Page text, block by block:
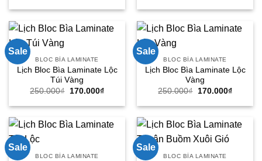
là:
tại
170.000₫.
là:
tại
Sale
BLOC BÌA LAMINATE
Lịch Bloc Bìa Laminate Lộc
Túi Vàng
250.000₫
Giá
là:
170.000₫Giá
tại
170.000₫.
Sale
BLOC BÌA LAMINATE
Lịch Bloc Bìa Laminate Lộc
Vàng
250.000₫
Giá
là:
170.000₫Giá
tại
Sale
BLOC BÌA LAMINATE
Sale
BLOC BÌA LAMINATE